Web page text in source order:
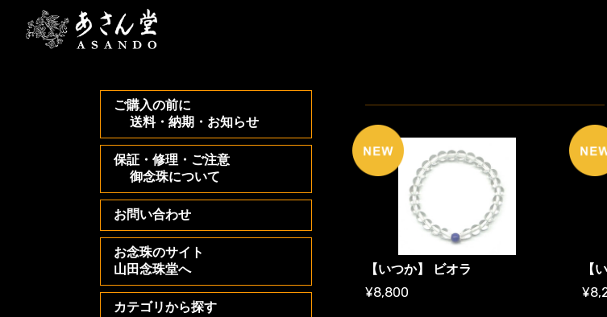
ご購入の前に
送料・納期・お知らせ
保証・修理・ご注意
御念珠について
お問い合わせ
お念珠のサイト
山田念珠堂へ
カテゴリから探す
【いつか】 ビオラ
¥8,800
【